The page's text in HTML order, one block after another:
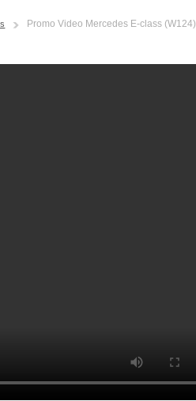
Promo Video Mercedes E-class (W124)